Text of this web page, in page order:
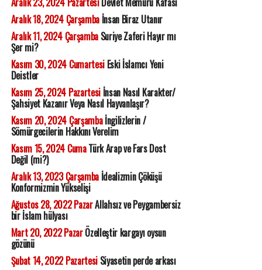
Aralık 18, 2024 Çarşambaİnsan Biraz Utanır
Aralık 11, 2024 ÇarşambaSuriye Zaferi Hayır mı
Şer mi?
Kasım 30, 2024 CumartesiEski İslamcı Yeni
Deistler
Kasım 25, 2024 Pazartesiİnsan Nasıl Karakter/
Şahsiyet Kazanır Veya Nasıl Hayvanlaşır?
Kasım 20, 2024 Çarşambaİngilizlerin /
Sömürgecilerin Hakkını Verelim
Kasım 15, 2024 CumaTürk Arap ve Fars Dost
Değil (mi?)
Aralık 13, 2023 Çarşambaİdealizmin Çöküşü
Konformizmin Yükselişi
Ağustos 28, 2022 PazarAllahsız ve Peygambersiz
bir İslam hülyası
Mart 20, 2022 PazarÖzelleştir kargayı oysun
gözünü
Şubat 14, 2022 PazartesiSiyasetin perde arkası